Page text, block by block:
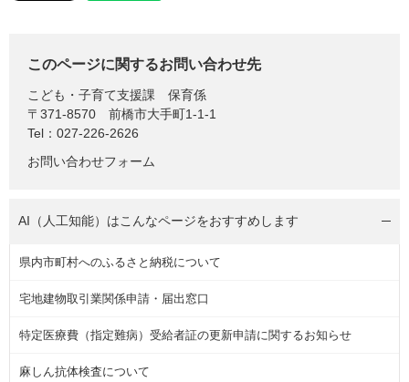
このページに関するお問い合わせ先
こども・子育て支援課
保育係
〒371-8570
前橋市大手町1-1-1
Tel：027-226-2626
お問い合わせフォーム
AI（人工知能）はこんなページをおすすめします
県内市町村へのふるさと納税について
宅地建物取引業関係申請・届出窓口
特定医療費（指定難病）受給者証の更新申請に関するお知らせ
麻しん抗体検査について